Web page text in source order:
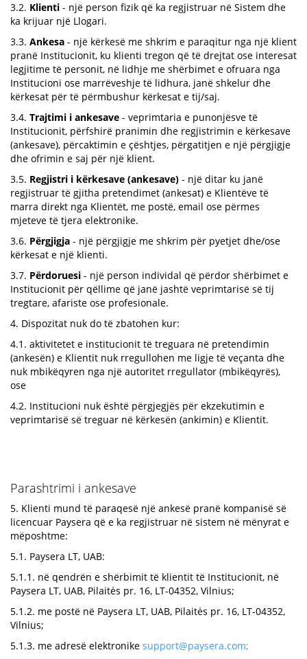
3.2. Klienti - një person fizik që ka regjistruar në Sistem dhe
ka krijuar një Llogari.
3.3. Ankesa - një kërkesë me shkrim e paraqitur nga një klient
pranë Institucionit, ku klienti tregon që të drejtat ose interesat
legjitime të personit, në lidhje me shërbimet e ofruara nga
Institucioni ose marrëveshje të lidhura, janë shkelur dhe
kërkesat për të përmbushur kërkesat e tij/saj.
3.4. Trajtimi i ankesave - veprimtaria e punonjësve të
Institucionit, përfshirë pranimin dhe regjistrimin e kërkesave
(ankesave), përcaktimin e çështjes, përgatitjen e një përgjigje
dhe ofrimin e saj për një klient.
3.5. Regjistri i kërkesave (ankesave) - një ditar ku janë
regjistruar të gjitha pretendimet (ankesat) e Klientëve të
marra direkt nga Klientët, me postë, email ose përmes
mjeteve të tjera elektronike.
3.6. Përgjigja - një përgjigje me shkrim për pyetjet dhe/ose
kërkesat e një klienti.
3.7. Përdoruesi - një person individal që përdor shërbimet e
Institucionit për qëllime që janë jashtë veprimtarisë së tij
tregtare, afariste ose profesionale.
4. Dispozitat nuk do të zbatohen kur:
4.1. aktivitetet e institucionit të treguara në pretendimin
(ankesën) e Klientit nuk rregullohen me ligje të veçanta dhe
nuk mbikëqyren nga një autoritet rregullator (mbikëqyrës),
ose
4.2. Institucioni nuk është përgjegjës për ekzekutimin e
veprimtarisë së treguar në kërkesën (ankimin) e Klientit.
Parashtrimi i ankesave
5. Klienti mund të paraqesë një ankesë pranë kompanisë së
licencuar Paysera që e ka regjistruar në sistem në mënyrat e
mëposhtme:
5.1. Paysera LT, UAB:
5.1.1. në qendrën e shërbimit të klientit të Institucionit, në
Paysera LT, UAB, Pilaitės pr. 16, LT-04352, Vilnius;
5.1.2. me postë në Paysera LT, UAB, Pilaitės pr. 16, LT-04352,
Vilnius;
5.1.3. me adresë elektronike support@paysera.com;